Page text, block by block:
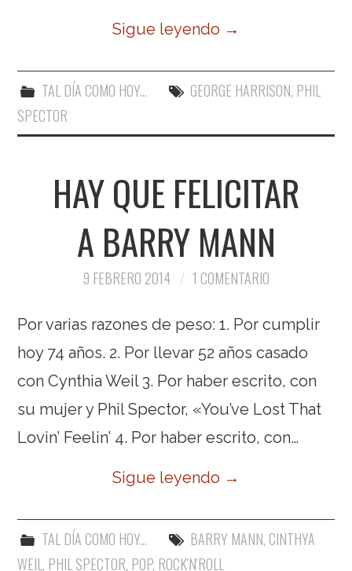
Sigue leyendo →
TAL DÍA COMO HOY... GEORGE HARRISON, PHIL
SPECTOR
HAY QUE FELICITAR
A BARRY MANN
9 FEBRERO 2014 1 COMENTARIO
Por varias razones de peso: 1. Por cumplir
hoy 74 años. 2. Por llevar 52 años casado
con Cynthia Weil 3. Por haber escrito, con
su mujer y Phil Spector, «You’ve Lost That
Lovin’ Feelin’ 4. Por haber escrito, con…
Sigue leyendo →
TAL DÍA COMO HOY... BARRY MANN, CINTHYA
WEIL, PHIL SPECTOR, POP, ROCK'N'ROLL